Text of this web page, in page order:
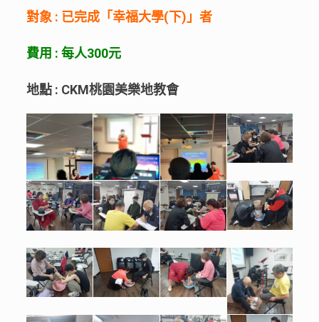
對象 : 已完成「幸福大學(下)」者
費用 : 每人300元
地點 : CKM桃園美樂地教會